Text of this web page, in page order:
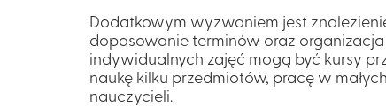
Dodatkowym wyzwaniem jest
dopasowanie terminów oraz
indywidualnych zajęć mogą być kursy
naukę kilku przedmiotów, pracę w
nauczycieli.